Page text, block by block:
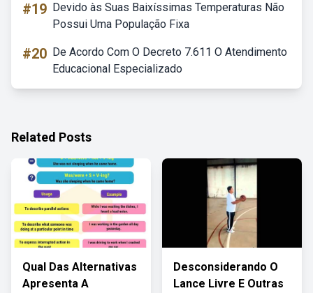
#19 Devido às Suas Baixíssimas Temperaturas Não
Possui Uma População Fixa
#20 De Acordo Com O Decreto 7.611 O Atendimento
Educacional Especializado
Related Posts
Qual Das Alternativas
Apresenta A
Desconsiderando O
Lance Livre E Outras